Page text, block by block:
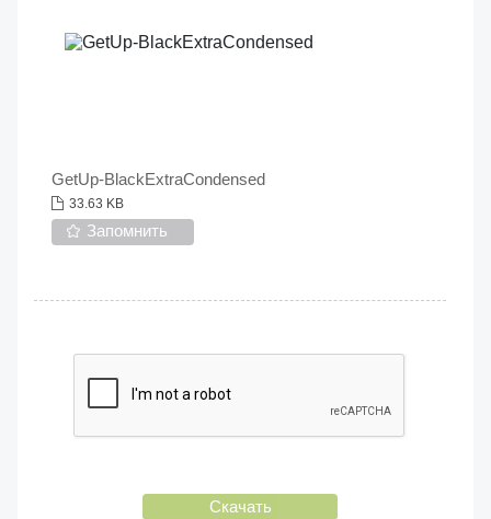
GetUp-BlackExtraCondensed
33.63 KB
Запомнить
Скачать